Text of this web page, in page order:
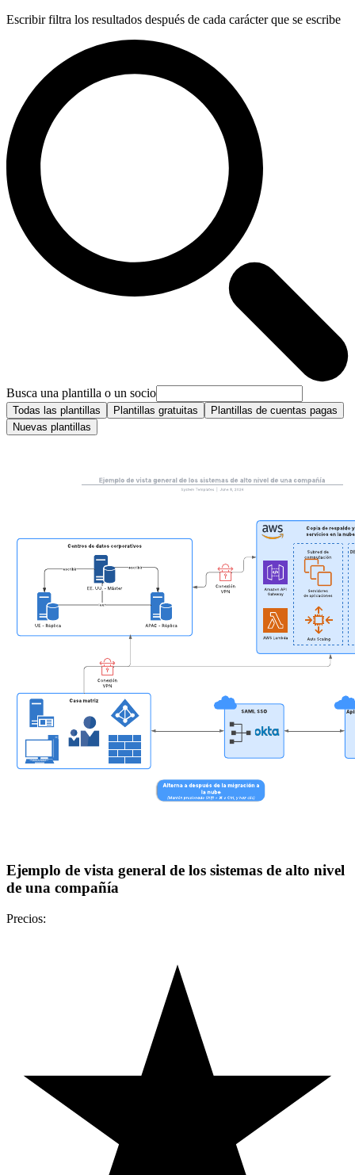
Escribir filtra los resultados después de cada carácter que se escribe
Busca una plantilla o un socio
Todas las plantillas Plantillas gratuitas
Plantillas de cuentas pagas
Nuevas plantillas
Ejemplo de vista general de los sistemas de alto nivel
de una compañía
Precios: